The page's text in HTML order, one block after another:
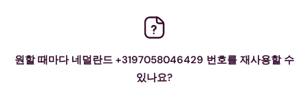
원할 때마다 네덜란드 +3197058046429 번호를 재사용할 수
있나요?